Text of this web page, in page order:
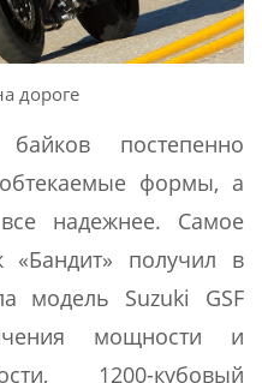
дороге
постепенно
формы, а
надежнее. Самое
«Бандит» получил в
модель Suzuki GSF
мощности и
1200-кубовый